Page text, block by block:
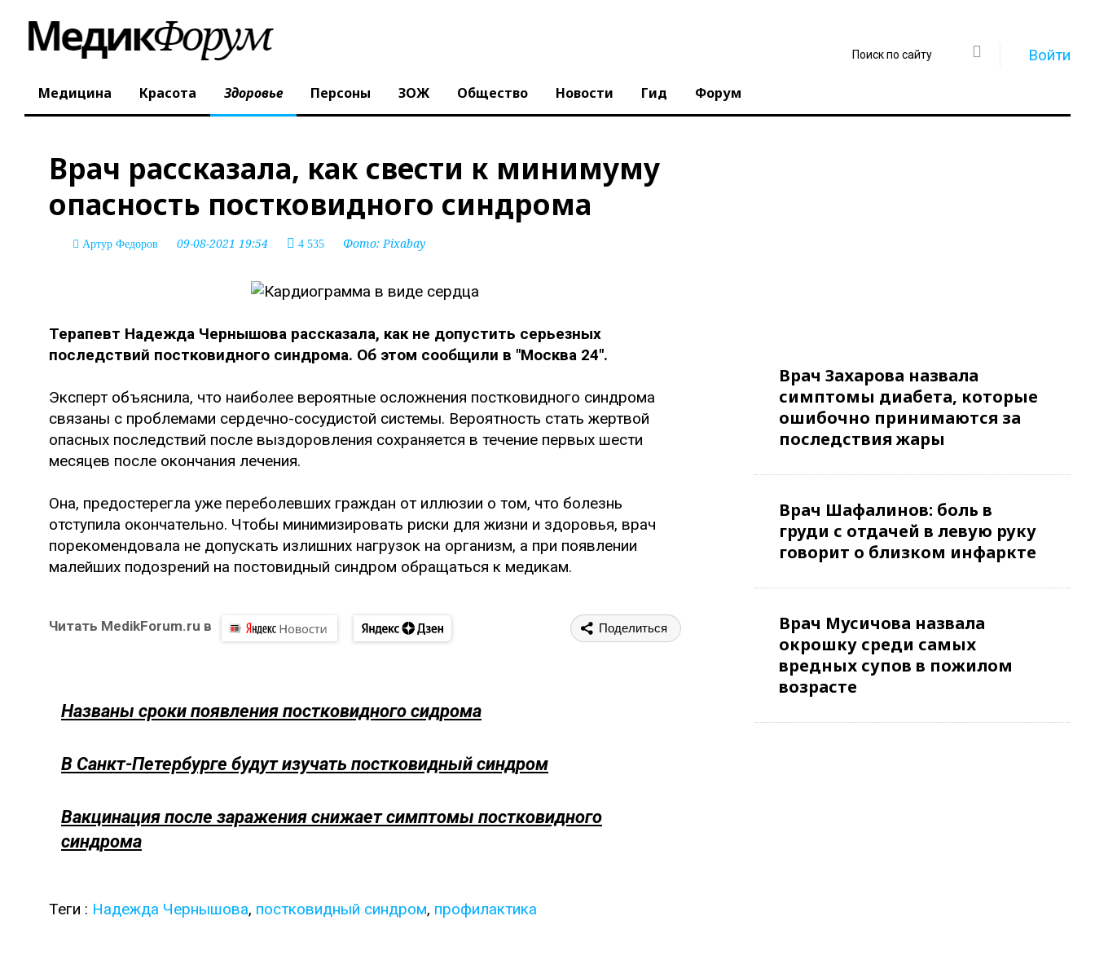
Войти
Медицина Красота Здоровье Персоны ЗОЖ Общество Новости Гид Форум
Врач рассказала, как свести к минимуму
опасность постковидного синдрома
Артур Федоров 09-08-2021 19:54 4 535 Фото:Pixabay
Терапевт Надежда Чернышова рассказала, как не допустить серьезных
последствий постковидного синдрома. Об этом сообщили в "Москва 24".
Эксперт объяснила, что наиболее вероятные осложнения постковидного синдрома
связаны с проблемами сердечно-сосудистой системы. Вероятность стать жертвой
опасных последствий после выздоровления сохраняется в течение первых шести
месяцев после окончания лечения.
Она, предостерегла уже переболевших граждан от иллюзии о том, что болезнь
отступила окончательно. Чтобы минимизировать риски для жизни и здоровья, врач
порекомендовала не допускать излишних нагрузок на организм, а при появлении
малейших подозрений на постовидный синдром обращаться к медикам.
Читать MedikForum.ru в Поделиться
Названы сроки появления постковидного сидрома
В Санкт-Петербурге будут изучать постковидный синдром
Вакцинация после заражения снижает симптомы постковидного
синдрома
Теги : Надежда Чернышова, постковидный синдром, профилактика
Врач Захарова назвала
симптомы диабета, которые
ошибочно принимаются за
последствия жары
Врач Шафалинов: боль в
груди с отдачей в левую руку
говорит о близком инфаркте
Врач Мусичова назвала
окрошку среди самых
вредных супов в пожилом
возрасте